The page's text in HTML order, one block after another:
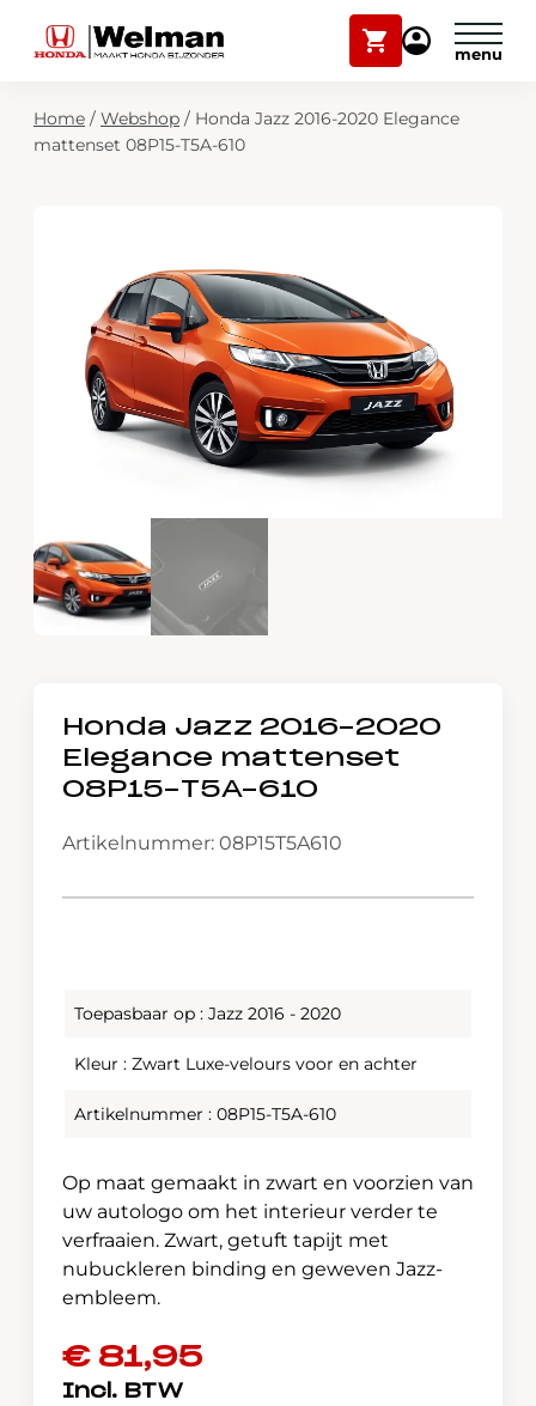
Winkelwagen
Mijn
Modellen
Over ons
Webshop
Contact
Zoekfunctie
Home / Webshop / Honda Jazz 2016-2020 Elegance
mattenset 08P15-T5A-610
Honda Jazz 2016-2020
Elegance mattenset
08P15-T5A-610
Artikelnummer: 08P15T5A610
Toepasbaar op : Jazz 2016 - 2020
Kleur : Zwart Luxe-velours voor en achter
Artikelnummer : 08P15-T5A-610
Op maat gemaakt in zwart en voorzien van
uw autologo om het interieur verder te
verfraaien. Zwart, getuft tapijt met
nubuckleren binding en geweven Jazz-
embleem.
€81,95